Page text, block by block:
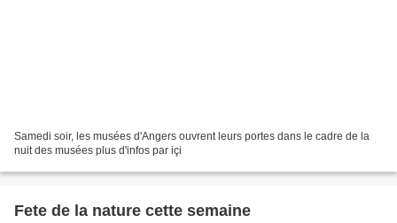
Samedi soir, les musées d'Angers ouvrent leurs portes dans le cadre de la
nuit des musées plus d'infos par içi
Fete de la nature cette semaine